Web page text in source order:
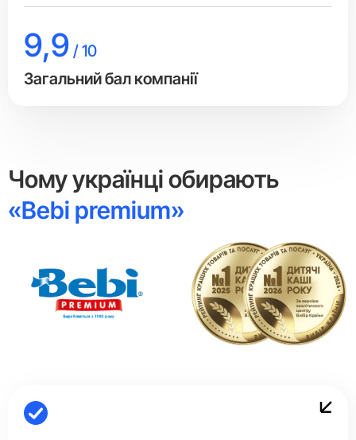
9,9 / 10
Загальний бал компанії
Чому українці обирають
«Bebi premium»